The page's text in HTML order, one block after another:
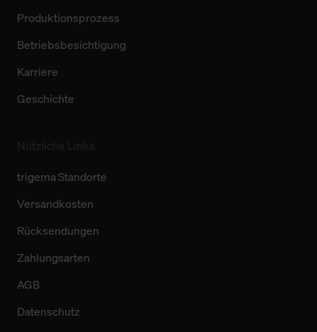
Produktionsprozess
Betriebsbesichtigung
Karriere
Geschichte
trigema Standorte
Versandkosten
Rücksendungen
Zahlungsarten
AGB
Datenschutz